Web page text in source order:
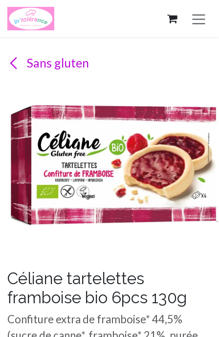
Se rendre au contenu
Sans gluten
Céliane tartelettes
framboise bio 6pcs 130g
Confiture extra de framboise* 44,5%